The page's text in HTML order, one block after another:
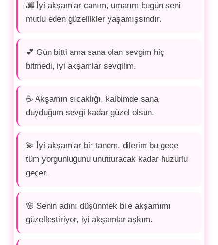
🌆 İyi akşamlar canım, umarım bugün seni
mutlu eden güzellikler yaşamışsındır.
💕 Gün bitti ama sana olan sevgim hiç
bitmedi, iyi akşamlar sevgilim.
☕ Akşamın sıcaklığı, kalbimde sana
duyduğum sevgi kadar güzel olsun.
💫 İyi akşamlar bir tanem, dilerim bu gece
tüm yorgunluğunu unutturacak kadar huzurlu
geçer.
🌸 Senin adını düşünmek bile akşamımı
güzelleştiriyor, iyi akşamlar aşkım.